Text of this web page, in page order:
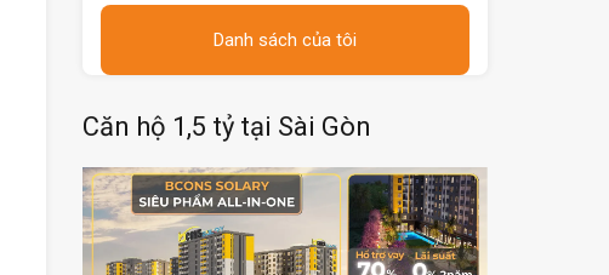
Danh sách của tôi
Căn hộ 1,5 tỷ tại Sài Gòn